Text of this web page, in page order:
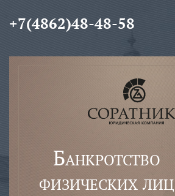
+7(4862)48-48-58
Банкротство
физических лиц